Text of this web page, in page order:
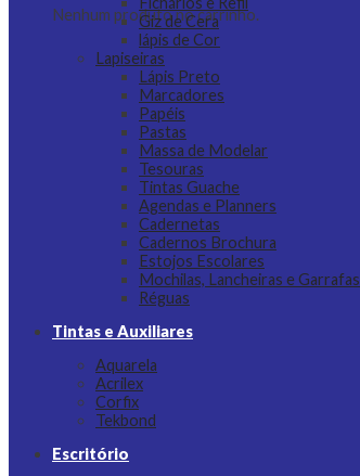
Nenhum produto no carrinho.
Giz de Cera
lápis de Cor
Lapiseiras
Lápis Preto
Marcadores
Papéis
Pastas
Massa de Modelar
Tesouras
Tintas Guache
Agendas e Planners
Cadernetas
Cadernos Brochura
Estojos Escolares
Mochilas, Lancheiras e Garrafas
Réguas
Tintas e Auxiliares
Aquarela
Acrilex
Corfix
Tekbond
Escritório